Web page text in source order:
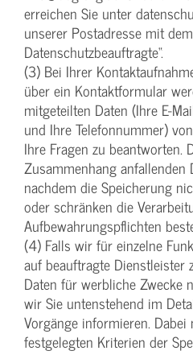
erreichen Sie unter
unserer Postadresse mit
Datenschutzbeauftragte“.
(3) Bei Ihrer
über ein Kontaktformular
mitgeteilten Daten (Ihre E-
und Ihre Telefonnummer)
Ihre Fragen zu beantworten.
Zusammenhang anfallenden
nachdem die Speicherung
oder schränken die
Aufbewahrungspflichten
(4) Falls wir für einzelne
auf beauftragte Dienstleister
Daten für werbliche Zwecke
wir Sie untenstehend im
Vorgänge informieren.
festgelegten Kriterien der